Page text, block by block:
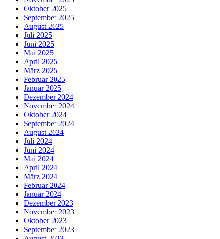
Oktober 2025
September 2025
August 2025
Juli 2025
Juni 2025
Mai 2025
April 2025
März 2025
Februar 2025
Januar 2025
Dezember 2024
November 2024
Oktober 2024
September 2024
August 2024
Juli 2024
Juni 2024
Mai 2024
April 2024
März 2024
Februar 2024
Januar 2024
Dezember 2023
November 2023
Oktober 2023
September 2023